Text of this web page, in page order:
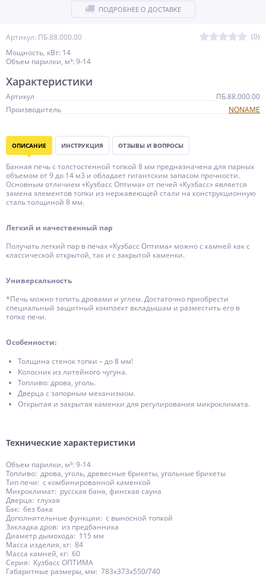
Артикул: ПБ.88.000.00
(0)
Мощность, кВт: 14
Объем парилки, м³: 9-14
ПОДРОБНЕЕ О ДОСТАВКЕ
Характеристики
Артикул
ПБ.88.000.00
Производитель
NONAME
ОПИСАНИЕ ИНСТРУКЦИЯ ОТЗЫВЫ И ВОПРОСЫ
Банная печь с толстостенной топкой 8 мм предназначена для парных
объемом от 9 до 14 м3 и обладает гигантским запасом прочности.
Основным отличием «Кузбасс Оптима» от печей «Кузбасс» является
замена элементов топки из нержавеющей стали на конструкционную
сталь толщиной 8 мм.
Легкий и качественный пар
Получать легкий пар в печах «Кузбасс Оптима» можно с камней как с
классической открытой, так и с закрытой каменки.
Универсальность
*Печь можно топить дровами и углем. Достаточно приобрести
специальный защитный комплект вкладышам и разместить его в
топке печи.
Особенности:
Толщина стенок топки – до 8 мм!
Колосник из литейного чугуна.
Топливо: дрова, уголь.
Дверца с запорным механизмом.
Открытая и закрытая каменки для регулирования микроклимата.
Технические характеристики
Объем парилки, м³: 9-14
Топливо: дрова, уголь, древесные брикеты, угольные брикеты
Тип печи: с комбинированной каменкой
Микроклимат: русская баня, финская сауна
Дверца: глухая
Бак: без бака
Дополнительные функции: с выносной топкой
Закладка дров: из предбанника
Диаметр дымохода: 115 мм
Масса изделия, кг: 84
Масса камней, кг: 60
Серия: Кузбасс ОПТИМА
Габаритные размеры, мм: 783x373x550/740